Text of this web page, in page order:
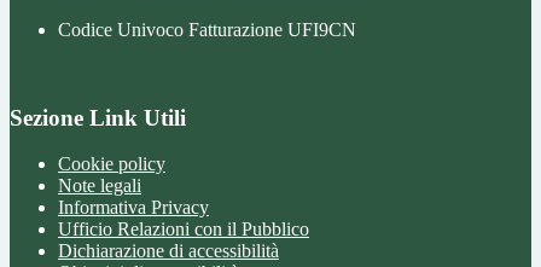
Codice Univoco Fatturazione UFI9CN
Sezione Link Utili
Cookie policy
Note legali
Informativa Privacy
Ufficio Relazioni con il Pubblico
Dichiarazione di accessibilità